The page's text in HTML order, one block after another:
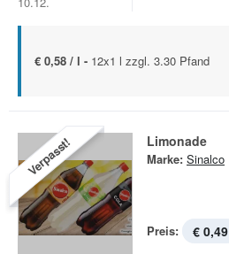
€ 0,58 / l - 12x1 l zzgl. 3.30 Pfand
Verpasst! Limonade
Marke: Sinalco
Preis: € 0,49